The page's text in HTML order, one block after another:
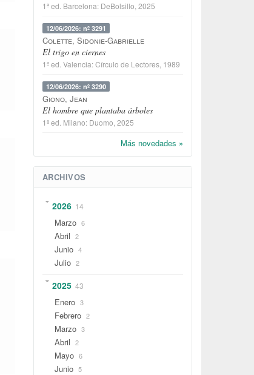
1ª ed. Barcelona: DeBolsillo , 2025
12/06/2026: nº 3291
Colette, Sidonie-Gabrielle
El trigo en ciernes
1ª ed. Valencia:Círculo de Lectores, 1989
12/06/2026: nº 3290
Giono, Jean
El hombre que plantaba árboles
1ª ed. Milano: Duomo , 2025
Más novedades »
ARCHIVOS
2026 14
Marzo 6
Abril 2
Junio 4
Julio 2
2025 43
Enero 3
Febrero 2
Marzo 3
Abril 2
Mayo 6
Junio 5